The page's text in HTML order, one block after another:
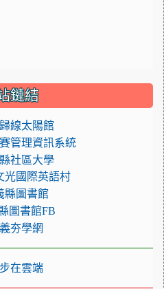
鏈結
link to https://
link to https://
link to https://
link to http://
link to https://
link to https://
link to https://
link to https://